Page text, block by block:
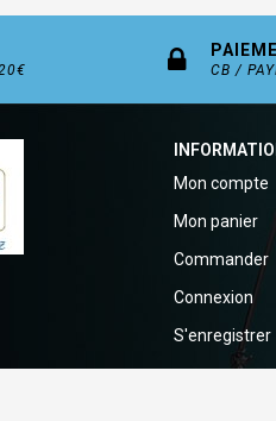
CB /
Mon compte
Mon panier
Commander
Connexion
S'enregistrer